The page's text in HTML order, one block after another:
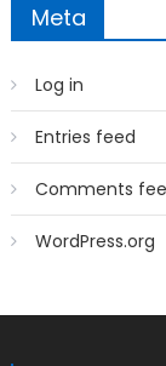
Meta
Log in
Entries feed
Comments
WordPress.org